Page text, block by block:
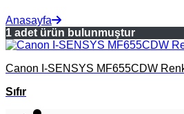
Anasayfa
1 adet ürün bulunmuştur
Canon I-SENSYS MF655CDW
Sıfır